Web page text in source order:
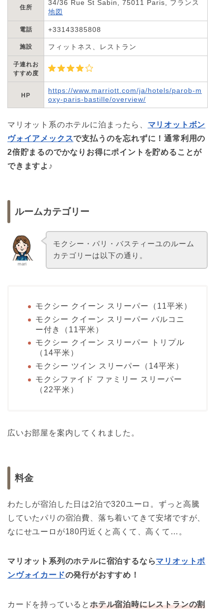
住所
34/36 Rue St Sabin, 75011 Paris, フランス
地図
電話 +33143385808
施設 フィットネス、レストラン
子連れお
すすめ度
HP
https://www.marriott.com/ja/hotels/parob-m
oxy-paris-bastille/overview/
マリオット系のホテルに泊まったら、 マリオットボン
ヴォイアメックスで支払うのを忘れずに！通常利用の
2倍貯まるのでかなりお得にポイントを貯めることが
できますよ♪
ルームカテゴリー
mari
モクシー・パリ・バスティーユのルーム
カテゴリーは以下の通り。
モクシー クイーン スリーパー（11平米）
モクシー クイーン スリーパー バルコニ
ー付き（11平米）
モクシー クイーン スリーパー トリプル
（14平米）
モクシー ツイン スリーパー（14平米）
モクシファイド ファミリー スリーパー
（22平米）
広いお部屋を案内してくれました。
料金
わたしが宿泊した日は2泊で320ユーロ。ずっと高騰
していたパリの宿泊費、落ち着いてきて安堵ですが、
なにせユーロが180円近くと高くて、高くて…。
マリオット系列のホテルに宿泊するならマリオットボ
ンヴォイカードの発行がおすすめ！
カードを持っていると ホテル宿泊時にレストランの割